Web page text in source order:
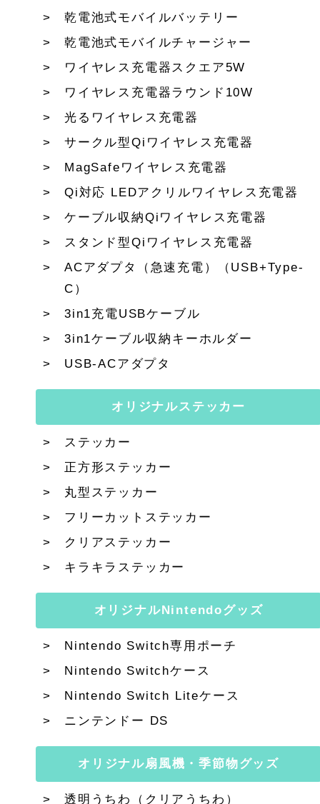
乾電池式モバイルバッテリー
乾電池式モバイルチャージャー
ワイヤレス充電器スクエア5W
ワイヤレス充電器ラウンド10W
光るワイヤレス充電器
サークル型Qiワイヤレス充電器
MagSafeワイヤレス充電器
Qi対応 LEDアクリルワイヤレス充電器
ケーブル収納Qiワイヤレス充電器
スタンド型Qiワイヤレス充電器
ACアダプタ（急速充電）（USB+Type-
C）
3in1充電USBケーブル
3in1ケーブル収納キーホルダー
USB-ACアダプタ
オリジナルステッカー
ステッカー
正方形ステッカー
丸型ステッカー
フリーカットステッカー
クリアステッカー
キラキラステッカー
オリジナルNintendoグッズ
Nintendo Switch専用ポーチ
Nintendo Switchケース
Nintendo Switch Liteケース
ニンテンドー DS
オリジナル扇風機・季節物グッズ
透明うちわ（クリアうちわ）